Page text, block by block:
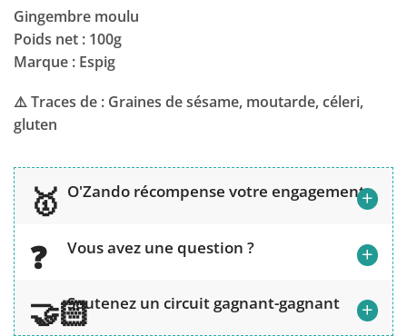
Gingembre moulu
Poids net : 100g
Marque : Espig
⚠️ Traces de : Graines de sésame, moutarde, céleri,
gluten
O'Zando récompense votre engagement+
Vous avez une question ? +
Soutenez un circuit gagnant-gagnant +